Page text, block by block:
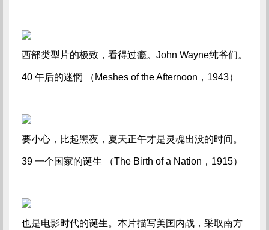
西部类型片的极致，看得过瘾。John Wayne纯爷们。
40 午后的迷惘 （Meshes of the Afternoon，1943）
要小心，比起黑夜，夏天正午才是灵魂出没的时间。
39 一个国家的诞生 （The Birth of a Nation，1915）
也是电影时代的诞生。本片描写美国内战，采取南方